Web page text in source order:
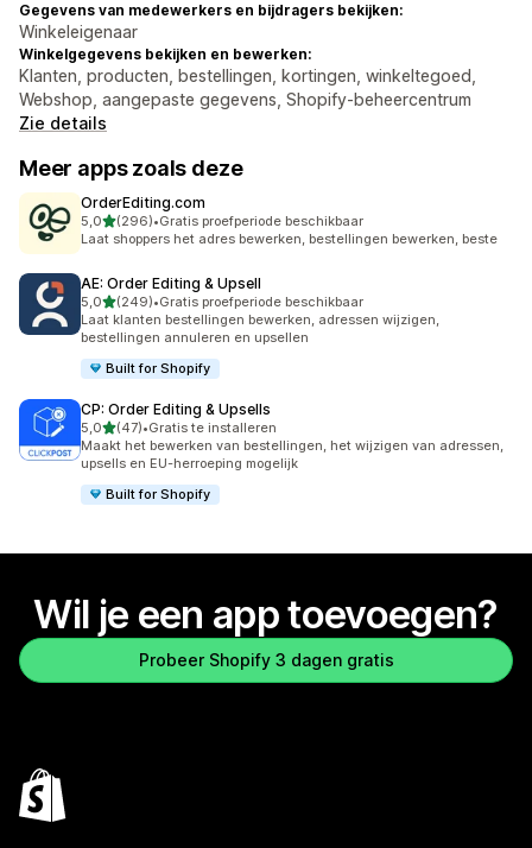
Gegevens van medewerkers en bijdragers bekijken:
Winkeleigenaar
Winkelgegevens bekijken en bewerken:
Klanten, producten, bestellingen, kortingen, winkeltegoed,
Webshop, aangepaste gegevens, Shopify-beheercentrum
Zie details
Meer apps zoals deze
OrderEditing.com
5,0van 5 sterren
(296)
296 recensies in totaal
•Gratis proefperiode beschikbaar
Laat shoppers het adres bewerken, bestellingen bewerken, beste
AE: Order Editing & Upsell
5,0van 5 sterren
(249)
249 recensies in totaal
•Gratis proefperiode beschikbaar
Laat klanten bestellingen bewerken, adressen wijzigen,
bestellingen annuleren en upsellen
Built for Shopify
CP: Order Editing & Upsells
5,0van 5 sterren
(47)
47 recensies in totaal
•Gratis te installeren
Maakt het bewerken van bestellingen, het wijzigen van adressen,
upsells en EU-herroeping mogelijk
Built for Shopify
Wil je een app toevoegen?
Probeer Shopify 3 dagen gratis